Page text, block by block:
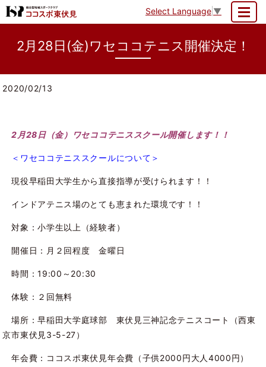
Select Language ▼
2月28日(金)ワセココテニス開催決定！
2020/02/13
2月28日（金）ワセココテニススクール開催します！！
＜ワセココテニススクールについて＞
現役早稲田大学生から直接指導が受けられます！！
インドアテニス場のとても恵まれた環境です！！
対象：小学生以上（経験者）
開催日：月２回程度 金曜日
時間：19:00～20:30
体験：２回無料
場所：早稲田大学庭球部 東伏見三神記念テニスコート（西東
京市東伏見3-5-27）
年会費：ココスポ東伏見年会費（子供2000円大人4000円）